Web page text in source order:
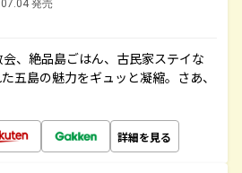
発売
、絶品島ごはん、古民家ステイな
五島の魅力をギュッと凝縮。さあ、
詳細を見る